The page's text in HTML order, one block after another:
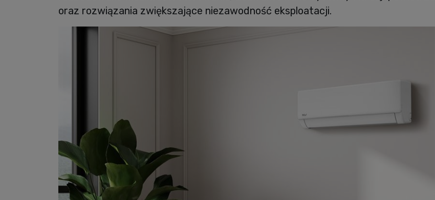
oraz rozwiązania zwiększające niezawodność eksploatacji.